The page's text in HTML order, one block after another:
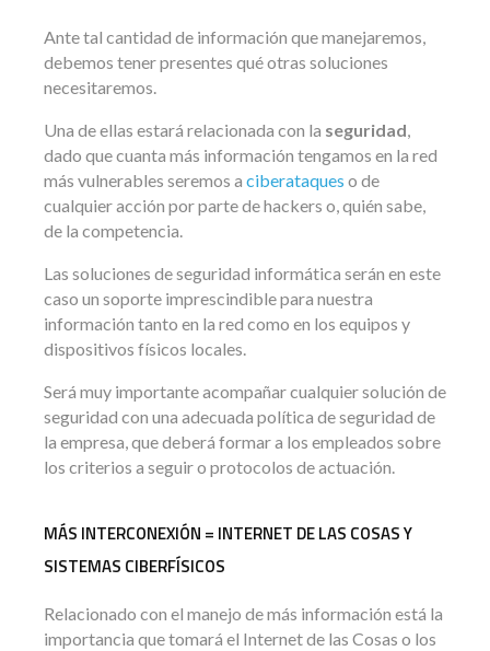
Ante tal cantidad de información que manejaremos,
debemos tener presentes qué otras soluciones
necesitaremos.
Una de ellas estará relacionada con la seguridad,
dado que cuanta más información tengamos en la red
más vulnerables seremos a ciberataques o de
cualquier acción por parte de hackers o, quién sabe,
de la competencia.
Las soluciones de seguridad informática serán en este
caso un soporte imprescindible para nuestra
información tanto en la red como en los equipos y
dispositivos físicos locales.
Será muy importante acompañar cualquier solución de
seguridad con una adecuada política de seguridad de
la empresa, que deberá formar a los empleados sobre
los criterios a seguir o protocolos de actuación.
MÁS INTERCONEXIÓN = INTERNET DE LAS COSAS Y
SISTEMAS CIBERFÍSICOS
Relacionado con el manejo de más información está la
importancia que tomará el Internet de las Cosas o los